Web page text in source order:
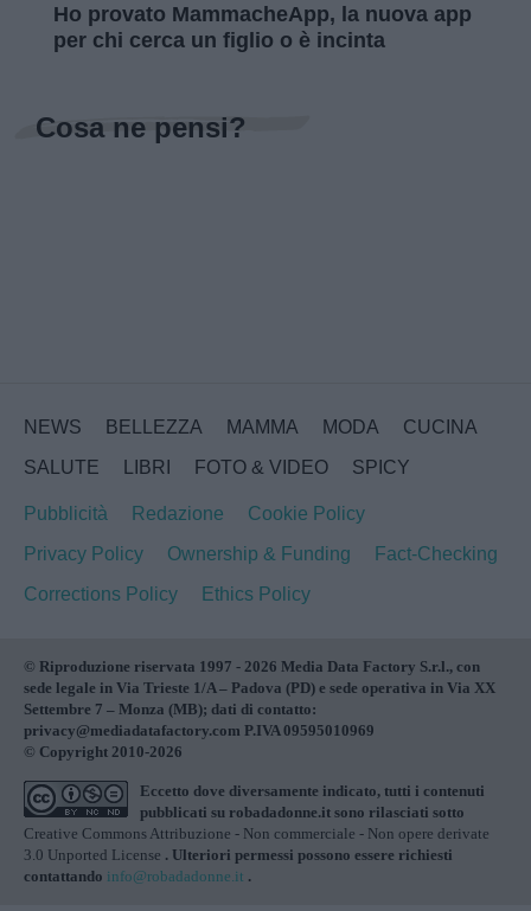
Ho provato MammacheApp, la nuova app
per chi cerca un figlio o è incinta
Cosa ne pensi?
NEWS BELLEZZA MAMMA MODA
CUCINA
SALUTE
LIBRI FOTO & VIDEO SPICY
Pubblicità Redazione
Cookie Policy
Privacy Policy
Ownership & Funding
Fact-Checking
Corrections Policy
Ethics Policy
© Riproduzione riservata 1997 - 2026 Media Data Factory S.r.l., con
sede legale in Via Trieste 1/A – Padova (PD) e sede operativa in Via XX
Settembre 7 – Monza (MB); dati di contatto:
privacy@mediadatafactory.com P.IVA 09595010969
© Copyright 2010-2026
Eccetto dove diversamente indicato, tutti i contenuti
pubblicati su robadadonne.it sono rilasciati sotto
Creative Commons Attribuzione - Non commerciale - Non opere derivate
3.0 Unported License . Ulteriori permessi possono essere richiesti
contattando info@robadadonne.it .